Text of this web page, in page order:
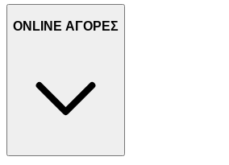
ONLINE ΑΓΟΡΕΣ